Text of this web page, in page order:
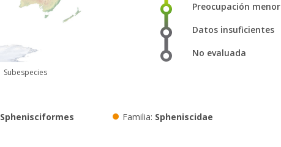
Subespecies
Preocupación menor
Datos insuficientes
No evaluada
Sphenisciformes Familia Spheniscidae